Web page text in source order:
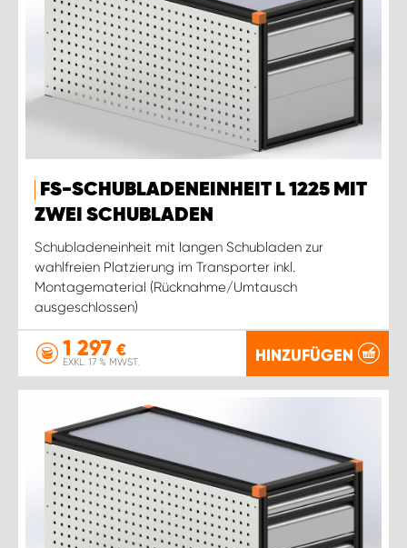
FS-SCHUBLADENEINHEIT L 1225 MIT
ZWEI SCHUBLADEN
Schubladeneinheit mit langen Schubladen zur
wahlfreien Platzierung im Transporter inkl.
Montagematerial (Rücknahme/Umtausch
ausgeschlossen)
1 297 €
EXKL. 17 % MWST. HINZUFÜGEN